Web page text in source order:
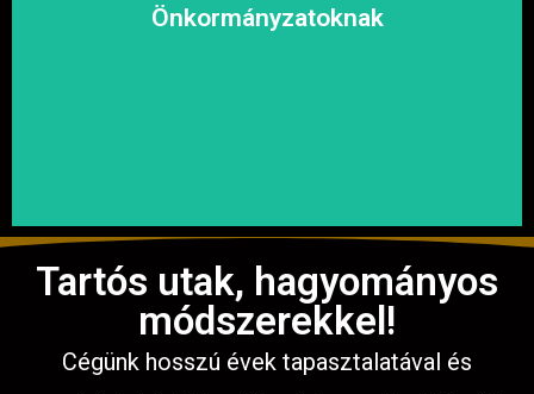
Önkormányzatoknak
garantáljuk a hosszú távú és fenntartható
Tartós utak, hagyományos
módszerekkel!
Cégünk hosszú évek tapasztalatával és